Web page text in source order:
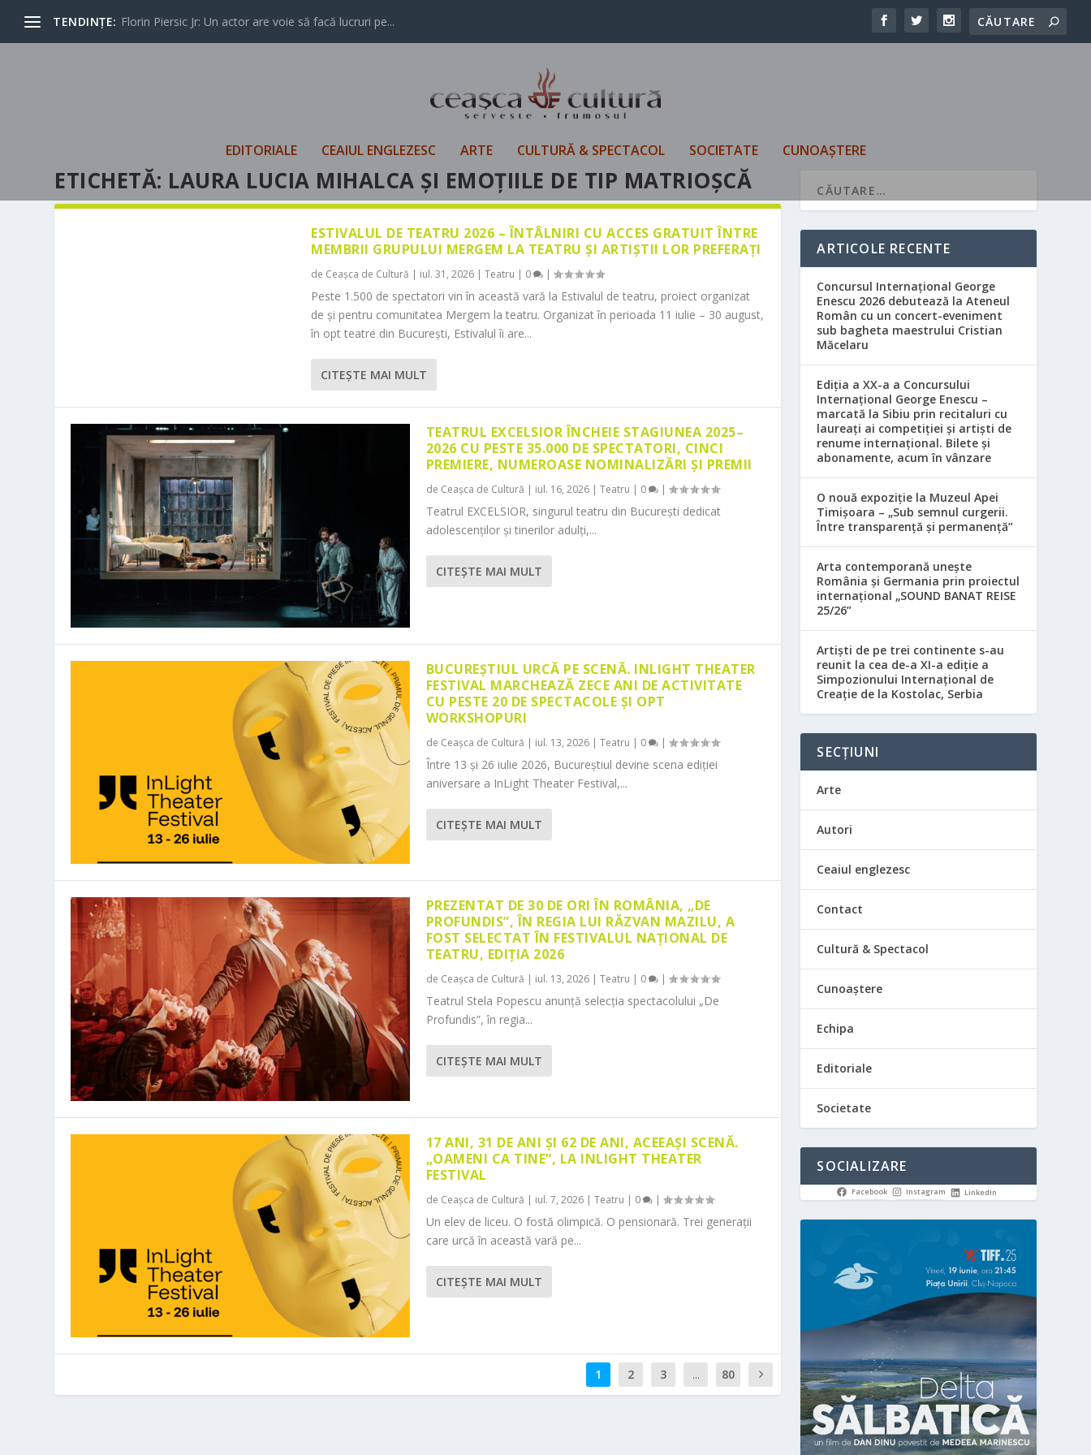
TENDINȚE: Florin Piersic Jr: Un actor are voie să facă lucruri pe...
EDITORIALE CEAIUL ENGLEZESC ARTE CULTURĂ & SPECTACOL SOCIETATE CUNOAȘTERE
ETICHETĂ: LAURA LUCIA MIHALCA ŞI EMOŢIILE DE TIP MATRIOŞCĂ
ESTIVALUL DE TEATRU 2026 – ÎNTÂLNIRI CU ACCES GRATUIT ÎNTRE
MEMBRII GRUPULUI MERGEM LA TEATRU ȘI ARTIȘTII LOR PREFERAȚI
de Ceașca de Cultură | iul. 31, 2026 |Teatru | 0 |
Peste 1.500 de spectatori vin în această vară la Estivalul de teatru, proiect organizat
de și pentru comunitatea Mergem la teatru. Organizat în perioada 11 iulie – 30 august,
în opt teatre din București, Estivalul îi are...
CITEŞTE MAI MULT
TEATRUL EXCELSIOR ÎNCHEIE STAGIUNEA 2025–
2026 CU PESTE 35.000 DE SPECTATORI, CINCI
PREMIERE, NUMEROASE NOMINALIZĂRI ȘI PREMII
de Ceașca de Cultură | iul. 16, 2026| Teatru | 0 |
Teatrul EXCELSIOR, singurul teatru din București dedicat
adolescenților și tinerilor adulți,...
CITEŞTE MAI MULT
BUCUREȘTIUL URCĂ PE SCENĂ. INLIGHT THEATER
FESTIVAL MARCHEAZĂ ZECE ANI DE ACTIVITATE
CU PESTE 20 DE SPECTACOLE ȘI OPT
WORKSHOPURI
de Ceașca de Cultură | iul. 13, 2026| Teatru | 0 |
Între 13 și 26 iulie 2026, Bucureștiul devine scena ediției
aniversare a InLight Theater Festival,...
CITEŞTE MAI MULT
PREZENTAT DE 30 DE ORI ÎN ROMÂNIA, „DE
PROFUNDIS”, ÎN REGIA LUI RĂZVAN MAZILU, A
FOST SELECTAT ÎN FESTIVALUL NAȚIONAL DE
TEATRU, EDIȚIA 2026
de Ceașca de Cultură | iul. 13, 2026| Teatru | 0 |
Teatrul Stela Popescu anunță selecția spectacolului „De
Profundis”, în regia...
CITEŞTE MAI MULT
17 ANI, 31 DE ANI ȘI 62 DE ANI, ACEEAȘI SCENĂ.
„OAMENI CA TINE”, LA INLIGHT THEATER
FESTIVAL
de Ceașca de Cultură | iul. 7, 2026| Teatru | 0 |
Un elev de liceu. O fostă olimpică. O pensionară. Trei generații
care urcă în această vară pe...
CITEŞTE MAI MULT
1 2 3 ... 80
ARTICOLE RECENTE
Concursul Internațional George
Enescu 2026 debutează la Ateneul
Român cu un concert-eveniment
sub bagheta maestrului Cristian
Măcelaru
Ediția a XX-a a Concursului
Internațional George Enescu –
marcată la Sibiu prin recitaluri cu
laureați ai competiției și artiști de
renume internațional. Bilete și
abonamente, acum în vânzare
O nouă expoziție la Muzeul Apei
Timișoara – „Sub semnul curgerii.
Între transparență și permanență”
Arta contemporană unește
România și Germania prin proiectul
internațional „SOUND BANAT REISE
25/26”
Artiști de pe trei continente s-au
reunit la cea de-a XI-a ediție a
Simpozionului Internațional de
Creație de la Kostolac, Serbia
SECȚIUNI
Arte
Autori
Ceaiul englezesc
Contact
Cultură & Spectacol
Cunoaștere
Echipa
Editoriale
Societate
SOCIALIZARE
Facebook Instagram LinkedIn